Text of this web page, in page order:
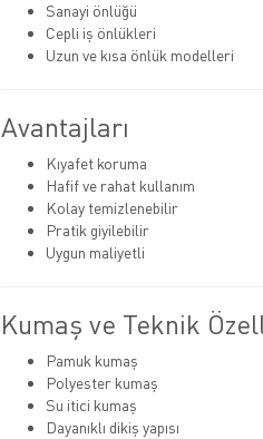
Sanayi önlüğü
Cepli iş önlükleri
Uzun ve kısa önlük modelleri
Avantajları
Kıyafet koruma
Hafif ve rahat kullanım
Kolay temizlenebilir
Pratik giyilebilir
Uygun maliyetli
Kumaş ve Teknik
Pamuk kumaş
Polyester kumaş
Su itici kumaş
Dayanıklı dikiş yapısı